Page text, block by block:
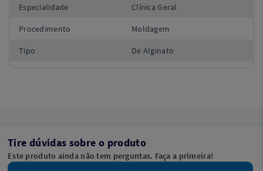
Especialidade Clínica Geral
Procedimento Moldagem
Tipo De Alginato
Tire dúvidas sobre o produto
Este produto ainda não tem perguntas. Faça a primeira!